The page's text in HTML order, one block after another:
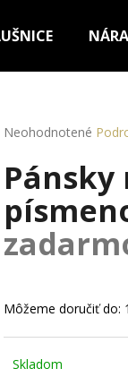
Priemerné
produktu
je
5
hviezdičiek.
Neohodnotené
Môžeme doručiť do:
Skladom
HĽADAŤ